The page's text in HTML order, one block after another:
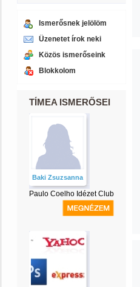
Ismerősnek jelölöm
Üzenetet írok neki
Közös ismerőseink
Blokkolom
TÍMEA ISMERŐSEI
Baki Zsuzsanna
Paulo Coelho Idézet Club